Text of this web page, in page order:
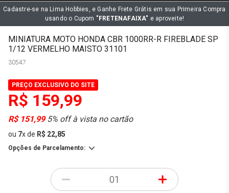
Cadastre-se na Lima Hobbies, e Ganhe Frete Grátis em sua Primeira Compra
usando o Cupom "FRETENAFAIXA" e aproveite!
MINIATURA MOTO HONDA CBR 1000RR-R FIREBLADE SP
1/12 VERMELHO MAISTO 31101
30547
PREÇO EXCLUSIVO DO SITE
R$ 159,99
R$ 151,995% off à vista no cartão
ou 7xde R$ 22,85
Opções de Parcelamento:
- +